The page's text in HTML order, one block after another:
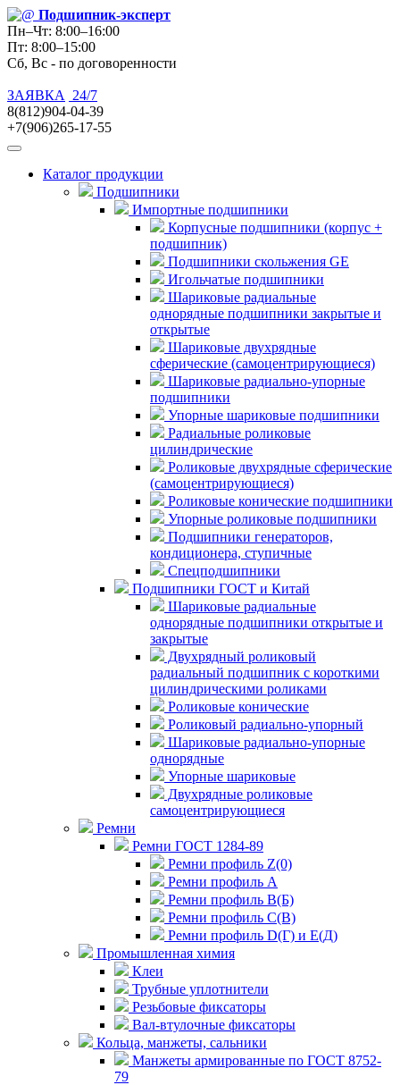
Подшипник-эксперт
Пн–Чт: 8:00–16:00
Пт: 8:00–15:00
Сб, Вс - по договоренности
ЗАЯВКА
24/7
8(812)904-04-39
+7(906)265-17-55
Каталог продукции
Подшипники
Импортные подшипники
Корпусные подшипники (корпус +
подшипник)
Подшипники скольжения GE
Игольчатые подшипники
Шариковые радиальные
однорядные подшипники закрытые и
открытые
Шариковые двухрядные
сферические (самоцентрирующиеся)
Шариковые радиально-упорные
подшипники
Упорные шариковые подшипники
Радиальные роликовые
цилиндрические
Роликовые двухрядные сферические
(самоцентрирующиеся)
Роликовые конические подшипники
Упорные роликовые подшипники
Подшипники генераторов,
кондиционера, ступичные
Спецподшипники
Подшипники ГОСТ и Китай
Шариковые радиальные
однорядные подшипники открытые и
закрытые
Двухрядный роликовый
радиальный подшипник с короткими
цилиндрическими роликами
Роликовые конические
Роликовый радиально-упорный
Шариковые радиально-упорные
однорядные
Упорные шариковые
Двухрядные роликовые
самоцентрирующиеся
Ремни
Ремни ГОСТ 1284-89
Ремни профиль Z(0)
Ремни профиль А
Ремни профиль В(Б)
Ремни профиль С(В)
Ремни профиль D(Г) и E(Д)
Промышленная химия
Клеи
Трубные уплотнители
Резьбовые фиксаторы
Вал-втулочные фиксаторы
Кольца, манжеты, сальники
Манжеты армированные по ГОСТ 8752-
79